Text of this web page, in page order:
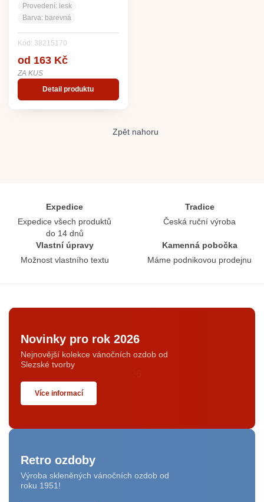
LESK,DEKOR
Provedení: lesk
Barva: barevná
Kód: 38215170
od 163 Kč
ZA KUS
Detail produktu
Zpět nahoru
Expedice
Expedice všech produktů
do 14 dnů
Tradice
Česká ruční výroba
Vlastní úpravy
Možnost vlastního textu
Kamenná pobočka
Máme podnikovou prodejnu
Novinky pro rok 2026
Nejnovější kolekce vánočních ozdob od
Slezské tvorby
Více informací
Retro ozdoby
Výroba skleněných vánočních ozdob od
roku 1951!